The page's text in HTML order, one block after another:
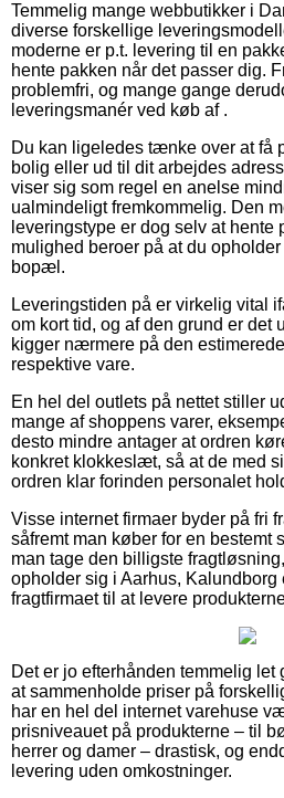
Temmelig mange webbutikker i
diverse forskellige
moderne er p.t. levering til en
hente pakken når det passer dig.
problemfri, og mange gange
leveringsmanér ved køb af .
Du kan ligeledes tænke over at få
bolig eller ud til dit arbejdes
viser sig som regel en anelse
ualmindeligt fremkommelig. Den
leveringstype er dog selv at hente
mulighed beroer på at du
bopæl.
Leveringstiden på er virkelig vital
om kort tid, og af den grund er det
kigger nærmere på den
respektive vare.
En hel del outlets på nettet stiller
mange af shoppens varer,
desto mindre antager at ordren
konkret klokkeslæt, så at de med
ordren klar forinden personalet
Visse internet firmaer byder på fri
såfremt man køber for en bestemt
man tage den billigste
opholder sig i Aarhus,
fragtfirmaet til at levere
Det er jo efterhånden temmelig
at sammenholde priser på
har en hel del internet varehuse
prisniveauet på produkterne – til
herrer og damer – drastisk, og
levering uden omkostninger.